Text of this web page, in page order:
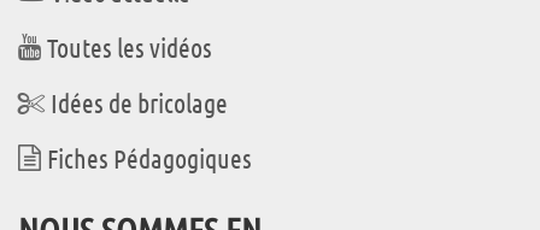
Toutes les vidéos
Idées de bricolage
Fiches Pédagogiques